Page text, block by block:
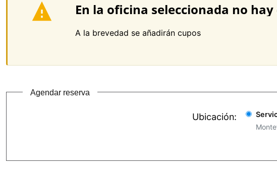
En la oficina seleccionada no
A la brevedad se añadirán cupos
Agendar reserva
Ubicación